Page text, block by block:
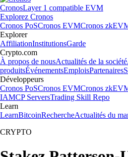
CronosLayer 1 compatible EVM
Explorez Cronos
Cronos PoSCronos EVMCronos
Explorer
AffiliationInstitutionsGarde
Crypto.com
À propos de nousActualités de la société
produitsÉvénementsEmploisPartenaires
Développeurs
Cronos PoSCronos EVMCronos
IAMCP ServersTrading Skill Repo
Learn
LearnBitcoinRechercheActualités du
CRYPTO